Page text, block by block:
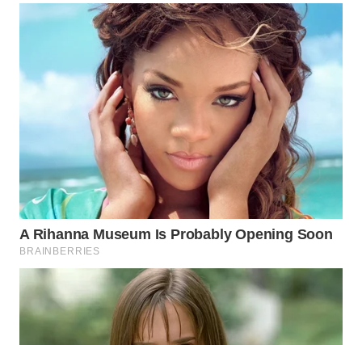
WN
BOROBUDUR
WN
MADURA
WN
WN
NATUNA
WN
WN
MANDALIKA